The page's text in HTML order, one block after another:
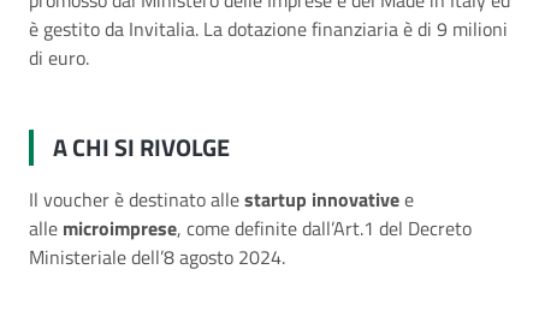
è gestito da Invitalia. La dotazione finanziaria è di 9 milioni
di euro.
A CHI SI RIVOLGE
Il voucher è destinato allestartup innovativee
alle microimprese, come definite dall’Art.1 del Decreto
Ministeriale dell’8 agosto 2024.